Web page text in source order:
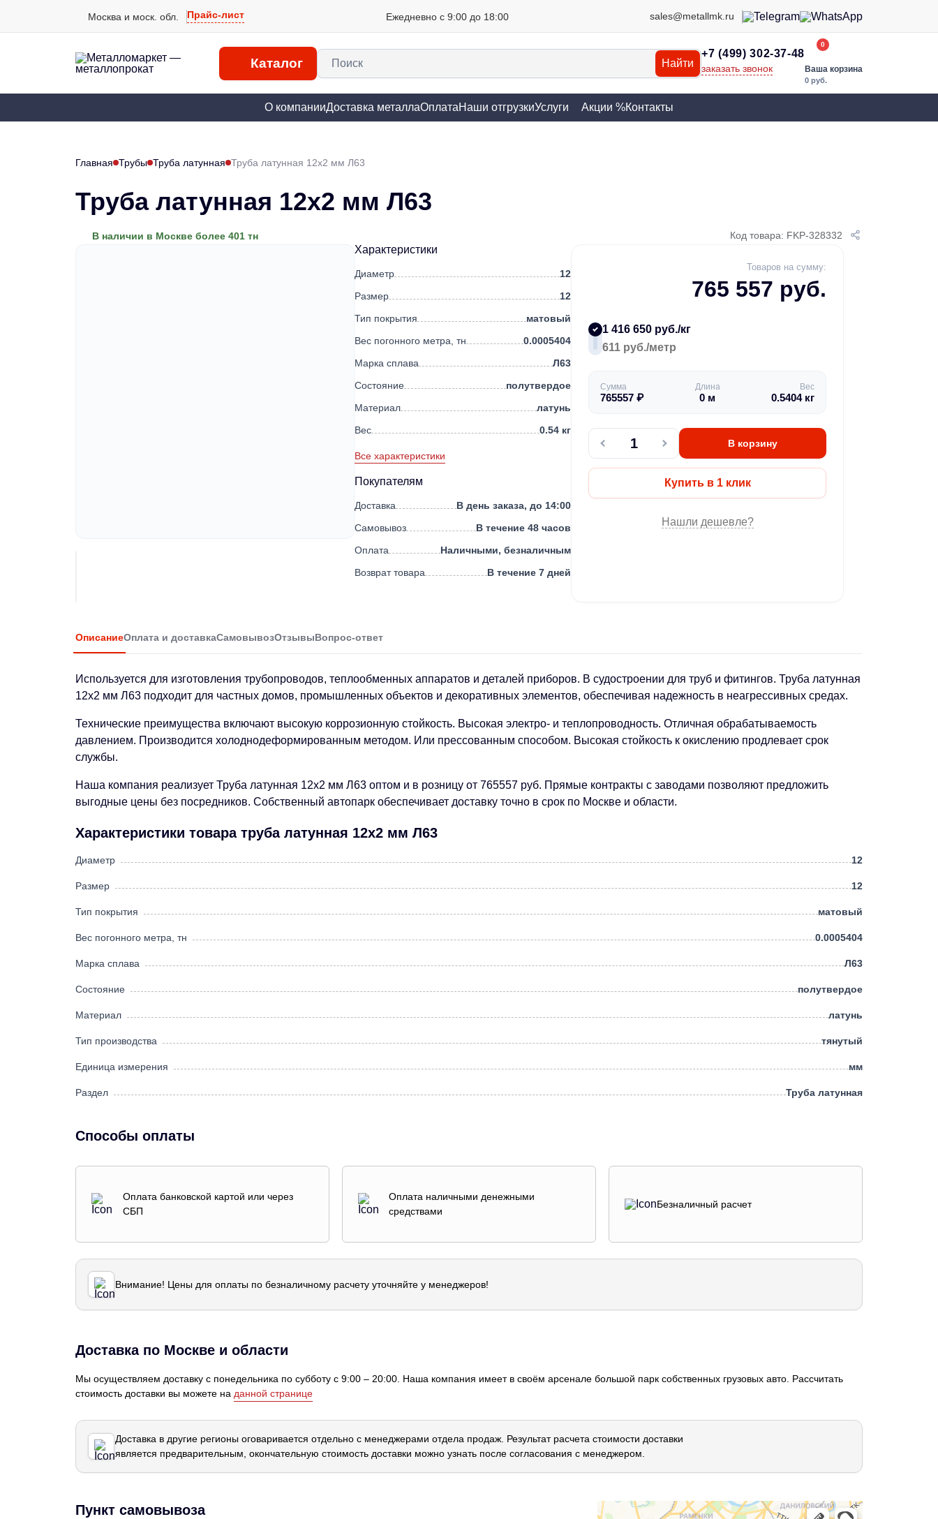
Москва и моск. обл. Прайс-лист Ежедневно с 9:00 до 18:00 sales@metallmk.ru
Каталог Найти
+7 (499) 302-37-48
заказать звонок
0
Ваша корзина
0 руб.
О компанииДоставка металлаОплатаНаши отгрузкиУслуги Акции %Контакты
Главная Трубы Труба латунная Труба латунная 12х2 мм Л63
Труба латунная 12х2 мм Л63
В наличии в Москве более 401 тн Код товара: FKP-328332
Характеристики
Диаметр
12
Размер
12
Тип покрытия
матовый
Вес погонного метра, тн
0.0005404
Марка сплава
Л63
Состояние
полутвердое
Материал
латунь
Вес
0.54 кг
Все характеристики
Покупателям
Доставка
В день заказа, до 14:00
Самовывоз
В течение 48 часов
Оплата
Наличными, безналичным
Возврат товара
В течение 7 дней
Товаров на сумму:
765 557 руб.
1 416 650 руб./кг
611 руб./метр
Сумма
765557 ₽
Длина
0 м
Вес
0.5404кг
В корзину
Купить в 1 клик
Нашли дешевле?
ОписаниеОплата и доставкаСамовывозОтзывыВопрос-ответ
Используется для изготовления трубопроводов, теплообменных аппаратов и деталей приборов. В судостроении для труб и фитингов. Труба латунная
12х2 мм Л63 подходит для частных домов, промышленных объектов и декоративных элементов, обеспечивая надежность в неагрессивных средах.
Технические преимущества включают высокую коррозионную стойкость. Высокая электро- и теплопроводность. Отличная обрабатываемость
давлением. Производится холоднодеформированным методом. Или прессованным способом. Высокая стойкость к окислению продлевает срок
службы.
Наша компания реализует Труба латунная 12х2 мм Л63 оптом и в розницу от 765557 руб. Прямые контракты с заводами позволяют предложить
выгодные цены без посредников. Собственный автопарк обеспечивает доставку точно в срок по Москве и области.
Характеристики товара труба латунная 12х2 мм Л63
Диаметр 12
Размер 12
Тип покрытия матовый
Вес погонного метра, тн 0.0005404
Марка сплава Л63
Состояние полутвердое
Материал латунь
Тип производства тянутый
Единица измерения мм
Раздел Труба латунная
Способы оплаты
Оплата банковской картой или через
СБП
Оплата наличными денежными
средствами
Безналичный расчет
Внимание! Цены для оплаты по безналичному расчету уточняйте у менеджеров!
Доставка по Москве и области
Мы осуществляем доставку с понедельника по субботу с 9:00 – 20:00. Наша компания имеет в своём арсенале большой парк собственных грузовых авто. Рассчитать
стоимость доставки вы можете на данной странице
Доставка в другие регионы оговаривается отдельно с менеджерами отдела продаж. Результат расчета стоимости доставки
является предварительным, окончательную стоимость доставки можно узнать после согласования с менеджером.
Пункт самовывоза